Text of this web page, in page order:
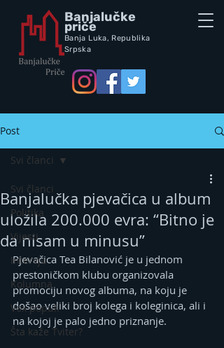
Banjalučke
priče
Banja Luka, Republika
Srpska
Post
Svi članci
Politika
Vijesti
Intervju
Kolumna
Vox populi
Šta kaže Tviter?
Svi članci
Banjalučka pjevačica u album
uložila 200.000 evra: “Bitno je
da nisam u minusu”
Pjevačica Tea Bilanović je u jednom
prestoničkom klubu organizovala
promociju novog albuma, na koju je
došao veliki broj kolega i koleginica, ali i
na kojoj je palo jedno priznanje.